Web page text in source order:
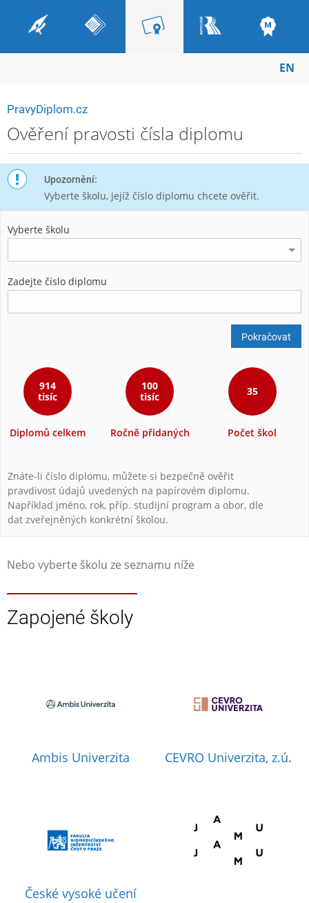
EN
PravyDiplom.cz
Ověření pravosti čísla diplomu
Upozornění:
Vyberte školu, jejíž číslo diplomu chcete ověřit.
Vyberte školu
Zadejte číslo diplomu
Pokračovat
914
tisíc
Diplomů celkem
100
tisíc
Ročně přidaných
35
Počet škol
Znáte-li číslo diplomu, můžete si bezpečně ověřit
pravdivost údajů uvedených na papírovém diplomu.
Například jméno, rok, příp. studijní program a obor, dle
dat zveřejněných konkrétní školou.
Nebo vyberte školu ze seznamu níže
Zapojené školy
Ambis Univerzita CEVRO Univerzita, z.ú.
České vysoké učení